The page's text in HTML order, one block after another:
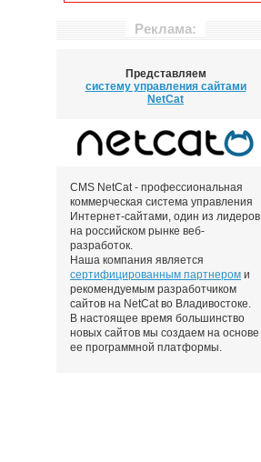
Реклама:
Представляем
систему управления сайтами
NetCat
CMS NetCat - профессиональная
коммерческая система управления
Интернет-сайтами, один из лидеров
на российском рынке веб-
разработок.
Наша компания является
сертифицированным партнером и
рекомендуемым разработчиком
сайтов на NetCat во Владивостоке.
В настоящее время большинство
новых сайтов мы создаем на основе
ее программной платформы.